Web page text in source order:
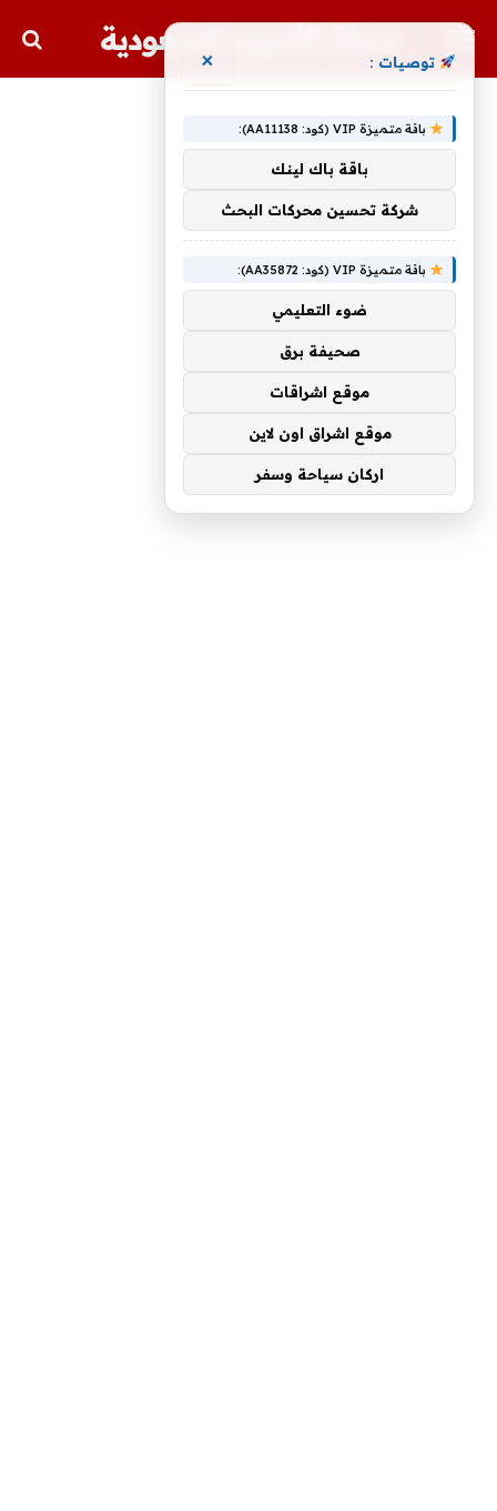
مجلة الأسهم السعودية
توصيات : ×
باقة متميزة VIP (كود: AA11138):
باقة باك لينك
شركة تحسين محركات البحث
باقة متميزة VIP (كود: AA35872):
ضوء التعليمي
صحيفة برق
موقع اشراقات
موقع اشراق اون لاين
اركان سياحة وسفر